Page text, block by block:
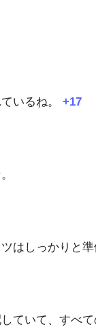
いるね。 +17
はしっかりと準
ていて、すべ